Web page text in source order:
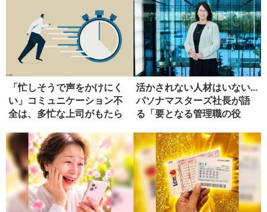
「忙しそうで声をかけにく
い」コミュニケーション不
全は、多忙な上司がもたら
活かされない人材はいない...
パソナマスターズ社長が語
る「要となる管理職の役